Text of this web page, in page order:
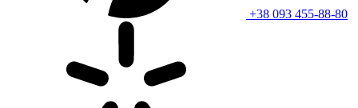
+38 093 455-88-80